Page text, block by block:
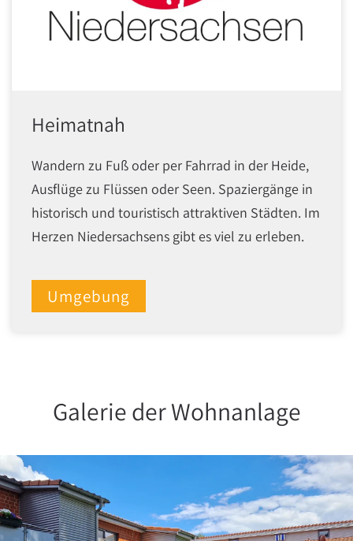
Heimatnah
Wandern zu Fuß oder per Fahrrad in der Heide,
Ausflüge zu Flüssen oder Seen. Spaziergänge in
historisch und touristisch attraktiven Städten. Im
Herzen Niedersachsens gibt es viel zu erleben.
Umgebung
Galerie der Wohnanlage